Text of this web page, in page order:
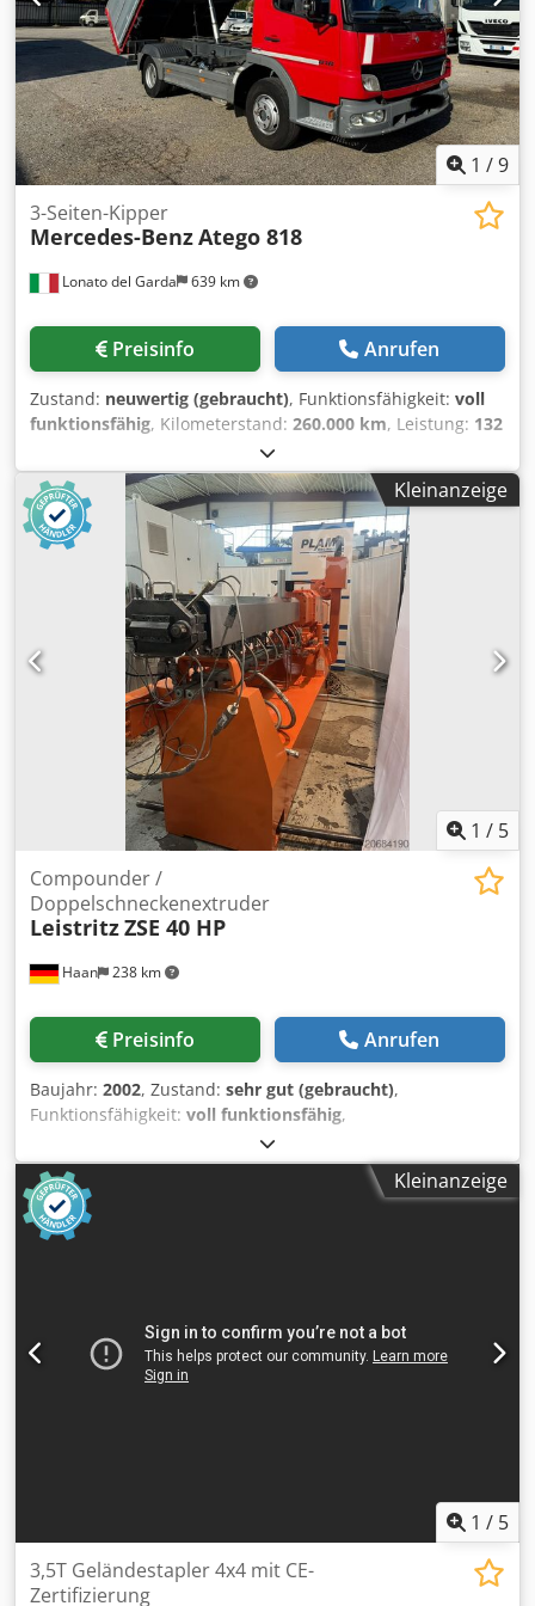
also has the identification plate attached. The machine is
beeing sold because it was replaced with newer
techonology.
1 /9
Lonato del Garda 639 km
3-Seiten-Kipper
Mercedes-BenzAtego 818
Preisinfo Anrufen
Zustand: neuwertig (gebraucht), Funktionsfähigkeit: voll
funktionsfähig, Kilometerstand: 260.000 km, Leistung: 132
, Erstzulassung:
Diesel, Kraftstoff:Diesel, Farbe:Rot, Emissionsklasse:
Euro5, Baujahr:2013, Ausstattung:ABS,
Differentialsperre, Klimaanlage, Beschreibung: Mercedes-
Benz ATEGO 818 K Erstzulassung: 07/2013 Motorhubraum:
4.249 cm³ Leistung: 180 PS Schaltgetriebe Dreiseitenkipper
Dedoxxl R Ajpfx Ai Rekr Gesamtgewicht: 8.800 kg Nutzlast:
3.340 kg Gesamtlänge LKW: 6.550 mm Aufbaulänge: 4.700
mm Radstand: 3.300 mm Federung: Mechanisch,
Blattfeder Differentialsperre ABS Klimaanlage Euro 5
Sonnenblenden Elektrische Spiegel und Fenster Radio
Kilometerstand: 260.000 km.
Kleinanzeige
1 / 5
Haan 238 km
Compounder /
Doppelschneckenextruder
LeistritzZSE 40 HP
Preisinfo Anrufen
Baujahr: 2002, Zustand: sehr gut (gebraucht),
Funktionsfähigkeit: voll funktionsfähig,
Doppelschneckenextruder Ref.-Nr.: DE27695 Hersteller:
Leistritz Typ: ZSE 40 HP Baujahr: 2002
Schneckendurchmesser: 2 x Ø 40,0 mm L/D: 40D Antrieb:
70 KW Details: Gleichläufer, segmentierte Schnecken und
Zylinder, 1 x Segment zur Seitenbeschickung Dkedpjx Dip
senden Sie uns Ihre detailierte Anfrage, wir haben für fast
jedes Budget das passende im Programm.
Kleinanzeige
1 / 5
3,5T Geländestapler 4x4 mit CE-
Zertifizierung